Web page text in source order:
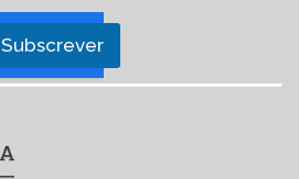
Subscrever